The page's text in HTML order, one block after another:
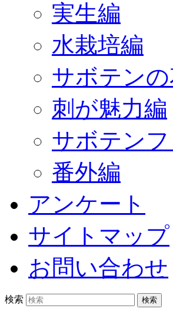
実生編
水栽培編
サボテン
刺が魅力編
サボテン
番外編
アンケート
サイトマップ
お問い合わせ
検索